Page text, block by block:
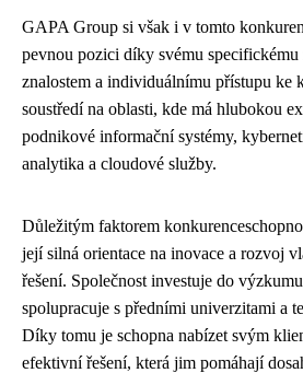
GAPA Group si však i v tomto
pevnou pozici díky svému
znalostem a individuálnímu přístupu ke
soustředí na oblasti, kde má hlubokou
podnikové informační systémy,
analytika a cloudové služby.
Důležitým faktorem
její silná orientace na inovace a rozvoj
řešení. Společnost investuje do
spolupracuje s předními univerzitami a
Díky tomu je schopna nabízet svým
efektivní řešení, která jim pomáhají